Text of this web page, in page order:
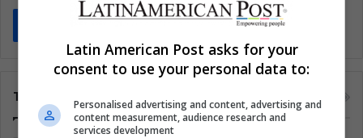
Tags
Latin American Post asks for your
consent to use your personal data to:
Personalised advertising and content, advertising and
content measurement, audience research and
services development